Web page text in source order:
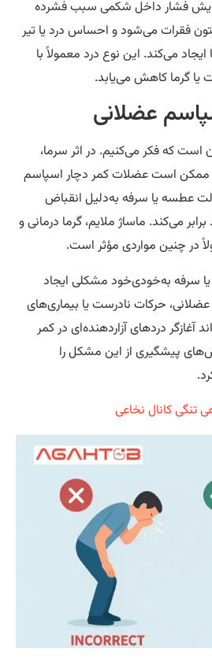
فشار داخل شکمی سبب فشرده
می‌شود و احساس درد یا تیر
می‌کند. این نوع درد معمولاً با
کاهش می‌یابد.
که فکر می‌کنیم. در اثر سرما،
است عضلات کمر دچار اسپاسم
یا سرفه به‌دلیل انقباض
می‌کند. ماساژ ملایم، گرما درمانی و
مواردی مؤثر است.
به‌خودی‌خود مشکلی ایجاد
حرکات نادرست یا بیماری‌های
دردهای آزاردهنده‌ای در کمر
از این مشکل را
کانال نخاعی